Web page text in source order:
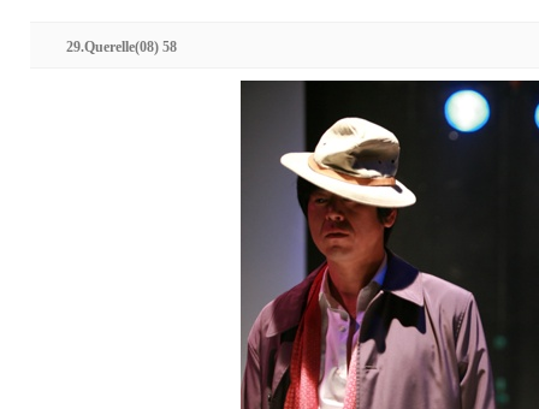
29.Querelle(08) 58